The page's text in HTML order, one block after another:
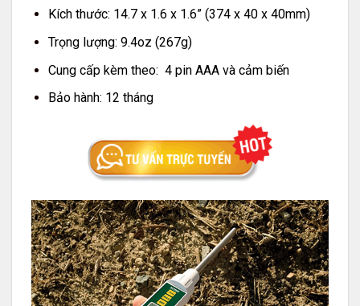
Kích thước: 14.7 x 1.6 x 1.6” (374 x 40 x 40mm)
Trọng lượng: 9.4oz (267g)
Cung cấp kèm theo: 4 pin AAA và cảm biến
Bảo hành: 12 tháng